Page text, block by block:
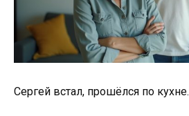
Сергей встал, прошёлся по кухне.